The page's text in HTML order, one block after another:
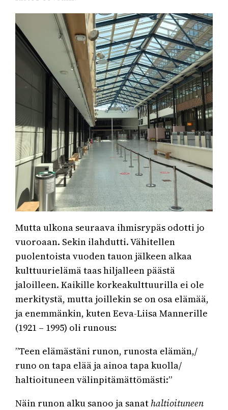
Mutta ulkona seuraava ihmisrypäs odotti jo
vuoroaan. Sekin ilahdutti. Vähitellen
puolentoista vuoden tauon jälkeen alkaa
kulttuurielämä taas hiljalleen päästä
jaloilleen. Kaikille korkeakulttuurilla ei ole
merkitystä, mutta joillekin se on osa elämää,
ja enemmänkin, kuten Eeva-Liisa Mannerille
(1921 – 1995) oli runous:
”Teen elämästäni runon, runosta elämän,/
runo on tapa elää ja ainoa tapa kuolla/
haltioituneen välinpitämättömästi:”
Näin runon alku sanoo ja sanat haltioituneen